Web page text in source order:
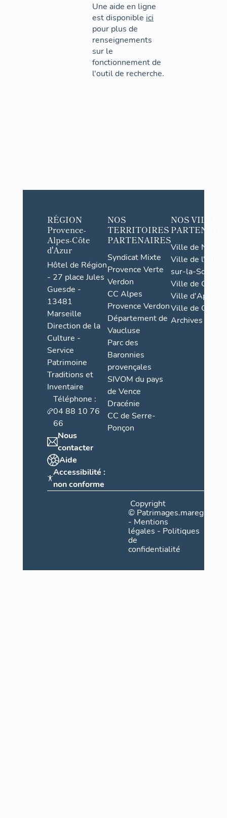
Une aide en ligne
est disponible ici
pour plus de
renseignements
sur le
fonctionnement de
l'outil de recherche.
RÉGION
Provence-
Alpes-Côte
d'Azur
Hôtel de Région
- 27 place Jules
Guesde -
13481
Marseille
Direction de la
Culture -
Service
Patrimoine
Traditions et
Inventaire
Téléphone :
04 88 10 76
66
Nous
contacter
Aide
Accessibilité :
non conforme
NOS
TERRITOIRES
PARTENAIRES
Syndicat Mixte
Provence Verte
Verdon
CC Alpes
Provence Verdon
Département de
Vaucluse
Parc des
Baronnies
provençales
SIVOM du pays
de Vence
Dracénie
CC de Serre-
Ponçon
NOS VILLES
Ville de Nice
Ville de l'Isle-
sur-la-Sorgue
Ville de Grasse
Ville d'Apt
Ville de
Archives
Copyright
©
- Mentions
légales - Politiques
de
confidentialité